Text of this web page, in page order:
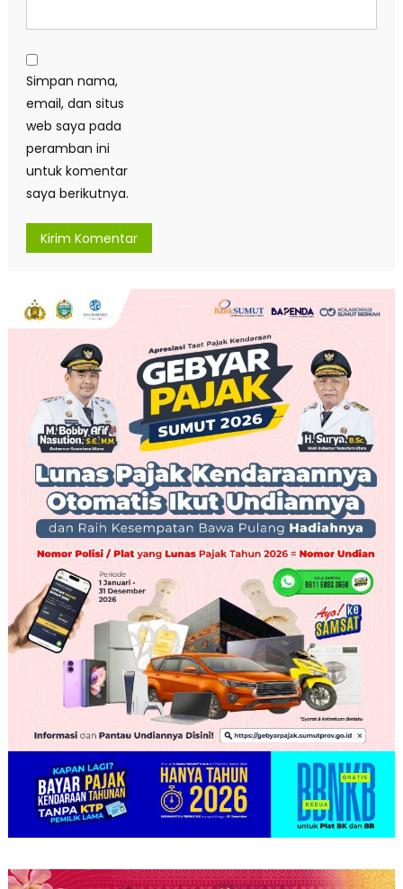
Simpan nama,
email, dan situs
web saya pada
peramban ini
untuk komentar
saya berikutnya.